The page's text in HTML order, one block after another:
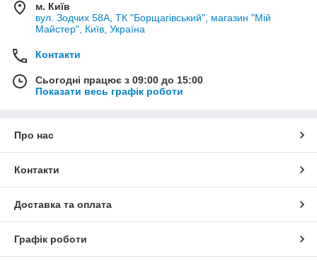
м. Київ
вул. Зодчих 58А, ТК "Борщагівський", магазин "Мій
Майстер", Київ, Україна
Контакти
Сьогодні працює з 09:00 до 15:00
Показати весь графік роботи
Про нас
Контакти
Доставка та оплата
Графік роботи